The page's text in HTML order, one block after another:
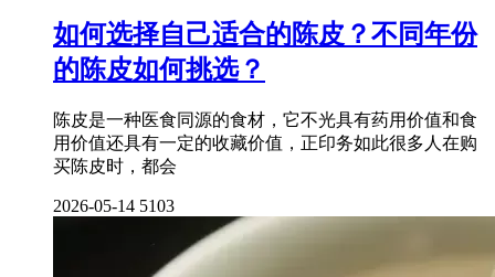
如何选择自己适合的陈皮？不同年份
的陈皮如何挑选？
陈皮是一种医食同源的食材，它不光具有药用价值和食
用价值还具有一定的收藏价值，正印务如此很多人在购
买陈皮时，都会
2026-05-14 5103